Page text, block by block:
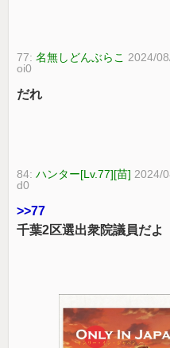
77:名無しどんぶらこ 2024/
oi0
だれ
84:ハンター[Lv.77][苗] 2024/
d0
>>77
千葉2区選出衆院議員だよ